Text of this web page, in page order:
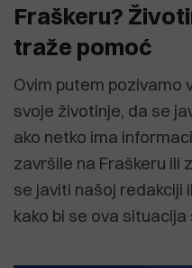
Fraškeru?
traže pomoć
Ovim putem pozivamo
svoje životinje, da se
ako netko ima
završile na Fraškeru ili
se javiti našoj redakciji
kako bi se ova